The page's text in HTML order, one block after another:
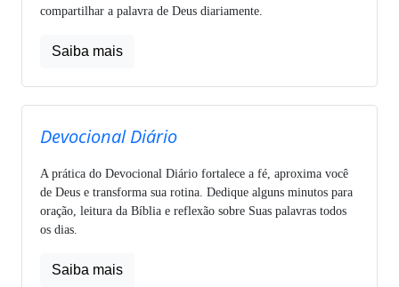
compartilhar a palavra de Deus diariamente.
Saiba mais
Devocional Diário
A prática do Devocional Diário fortalece a fé, aproxima você
de Deus e transforma sua rotina. Dedique alguns minutos para
oração, leitura da Bíblia e reflexão sobre Suas palavras todos
os dias.
Saiba mais